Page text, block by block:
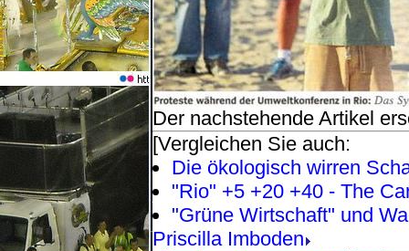
Der nachstehende Artikel
[Vergleichen Sie auch:
Die ökologisch wirren
"Rio" +5 +20 +40 - The
"Grüne Wirtschaft" und
Priscilla Imboden